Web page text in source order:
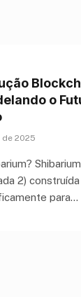
o
2025
2)
para…